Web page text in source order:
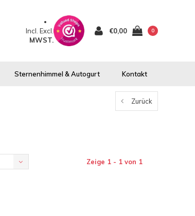
Incl. Excl.
MWST.
€0,00 0
Sternenhimmel & Autogurt Kontakt
Zurück
Zeige 1 - 1 von 1